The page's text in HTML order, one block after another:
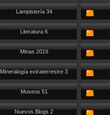
Lampistería 34
Literatura 6
Minas 2019
Mineralogía extraterrestre 3
Museos 51
Nuevos Blogs 2